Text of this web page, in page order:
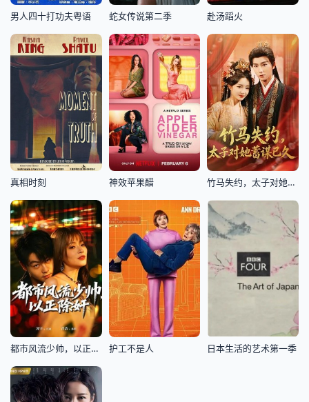
男人四十打功夫粤语 蛇女传说第二季 赴汤蹈火
真相时刻 神效苹果醋 竹马失约，太子对她蓄谋已久
都市风流少帅，以正除奸 护工不是人 日本生活的艺术第一季